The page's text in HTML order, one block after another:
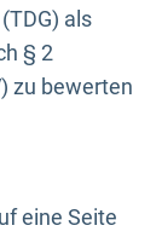
als
§ 2
zu bewerten
eine Seite